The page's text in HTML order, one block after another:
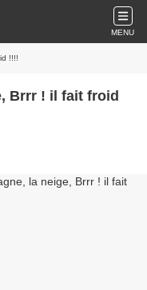
MENU
!!!!
Brrr ! il fait froid